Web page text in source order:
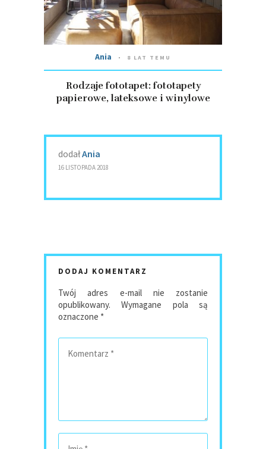
Ania 8 LAT TEMU
Rodzaje fototapet: fototapety
papierowe, lateksowe i winylowe
dodałAnia
16 LISTOPADA 2018
DODAJ KOMENTARZ
Twój adres e-mail nie zostanie
opublikowany.
Wymagane pola są
oznaczone *